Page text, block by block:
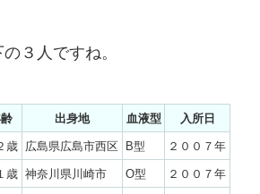
３人ですね。
出身地 血液型 入所日
歳 広島県広島市西区 B型 ２００７年
歳 神奈川県川崎市 O型 ２００７年